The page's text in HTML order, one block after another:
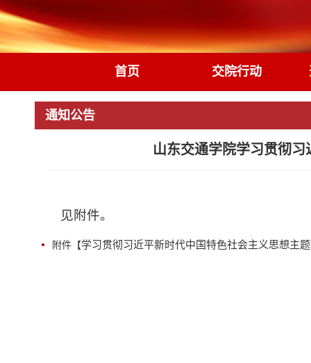
首页 交院行动
通知公告
山东交通学院学习贯彻
见附件。
附件【学习贯彻习近平新时代中国特色社会主义思想主